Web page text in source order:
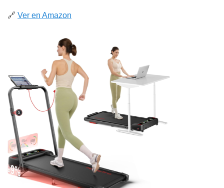
🔗 Ver en Amazon